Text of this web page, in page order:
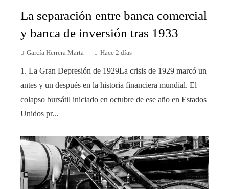
La separación entre banca comercial
y banca de inversión tras 1933
García Herrera Marta Hace 2 días
1. La Gran Depresión de 1929La crisis de 1929 marcó un
antes y un después en la historia financiera mundial. El
colapso bursátil iniciado en octubre de ese año en Estados
Unidos pr...